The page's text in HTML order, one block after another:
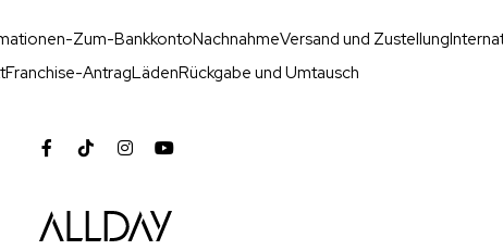
Zum-BankkontoNachnahmeVersand und Zustellung
Franchise-AntragLädenRückgabe und Umtausch